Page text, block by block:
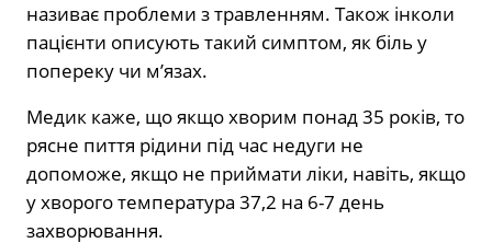
називає проблеми з травленням. Також інколи
пацієнти описують такий симптом, як біль у
попереку чи м’язах.
Медик каже, що якщо хворим понад 35 років, то
рясне пиття рідини під час недуги не
допоможе, якщо не приймати ліки, навіть, якщо
у хворого температура 37,2 на 6-7 день
захворювання.